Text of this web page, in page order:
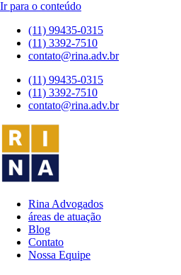
Ir para o conteúdo
(11) 99435-0315
(11) 3392-7510
contato@rina.adv.br
(11) 99435-0315
(11) 3392-7510
contato@rina.adv.br
Rina Advogados
áreas de atuação
Blog
Contato
Nossa Equipe